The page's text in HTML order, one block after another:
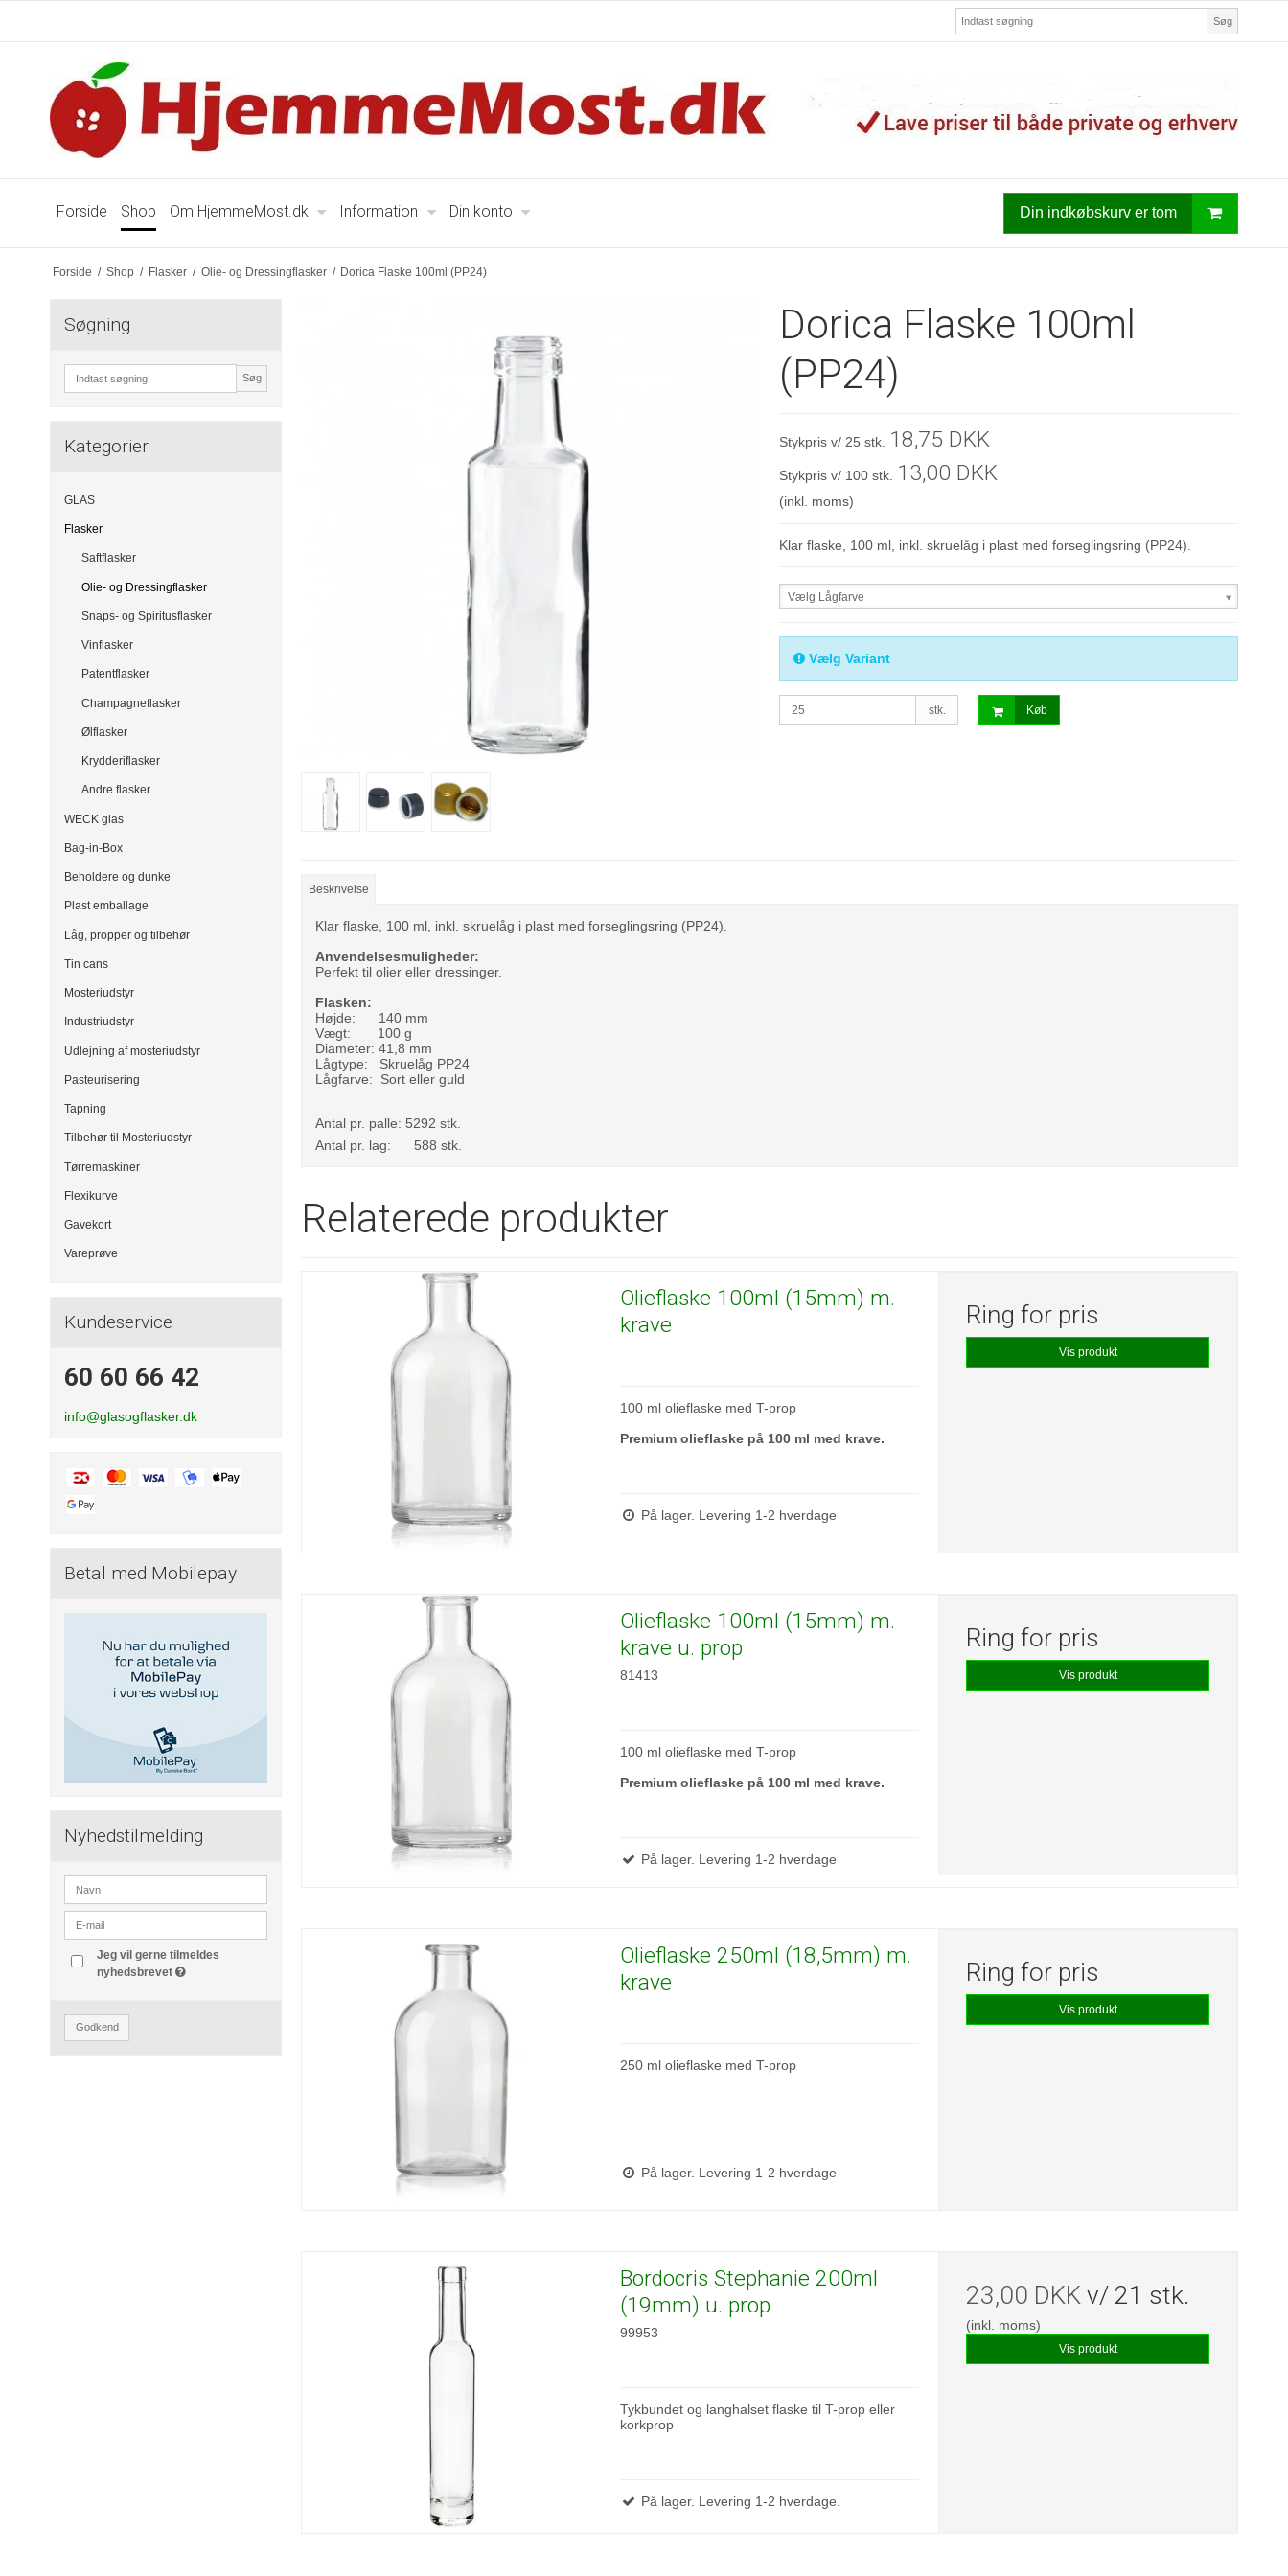
Søg
Forside Shop Om HjemmeMost.dk Information Din konto Din indkøbskurv er tom
Forside / Shop / Flasker / Olie- og Dressingflasker / Dorica Flaske 100ml (PP24)
Søgning
Søg
Kategorier
GLAS
Flasker
Saftflasker
Olie- og Dressingflasker
Snaps- og Spiritusflasker
Vinflasker
Patentflasker
Champagneflasker
Ølflasker
Krydderiflasker
Andre flasker
WECK glas
Bag-in-Box
Beholdere og dunke
Plast emballage
Låg, propper og tilbehør
Tin cans
Mosteriudstyr
Industriudstyr
Udlejning af mosteriudstyr
Pasteurisering
Tapning
Tilbehør til Mosteriudstyr
Tørremaskiner
Flexikurve
Gavekort
Vareprøve
Kundeservice
60 60 66 42
info@glasogflasker.dk
Betal med Mobilepay
Nyhedstilmelding
Jeg vil gerne tilmeldes
nyhedsbrevet
Godkend
Dorica Flaske 100ml
(PP24)
Stykpris v/ 25 stk. 18,75 DKK
Stykpris v/ 100 stk. 13,00 DKK
(inkl. moms)
Klar flaske, 100 ml, inkl. skruelåg i plast med forseglingsring (PP24).
Vælg Lågfarve
Vælg Variant
stk. Køb
Beskrivelse
Klar flaske, 100 ml, inkl. skruelåg i plast med forseglingsring (PP24).
Anvendelsesmuligheder:
Perfekt til olier eller dressinger.
Flasken:
Højde: 140 mm
Vægt: 100 g
Diameter: 41,8 mm
Lågtype: Skruelåg PP24
Lågfarve: Sort eller guld
Antal pr. palle: 5292 stk.
Antal pr. lag: 588 stk.
Relaterede produkter
Olieflaske 100ml (15mm) m.
krave
100 ml olieflaske med T-prop
Premium olieflaske på 100 ml med krave.
På lager. Levering 1-2 hverdage
Ring for pris
Vis produkt
Olieflaske 100ml (15mm) m.
krave u. prop
81413
100 ml olieflaske med T-prop
Premium olieflaske på 100 ml med krave.
På lager. Levering 1-2 hverdage
Ring for pris
Vis produkt
Olieflaske 250ml (18,5mm) m.
krave
250 ml olieflaske med T-prop
På lager. Levering 1-2 hverdage
Ring for pris
Vis produkt
Bordocris Stephanie 200ml
(19mm) u. prop
99953
Tykbundet og langhalset flaske til T-prop eller
korkprop
På lager. Levering 1-2 hverdage.
23,00 DKK v/ 21 stk.
(inkl. moms)
Vis produkt